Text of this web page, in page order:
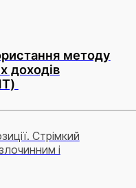
методу
доходів
Стрімкий
і